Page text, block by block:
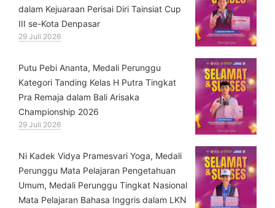
dalam Kejuaraan Perisai Diri Tainsiat Cup
III se-Kota Denpasar
29 Juli 2026
Putu Pebi Ananta, Medali Perunggu
Kategori Tanding Kelas H Putra Tingkat
Pra Remaja dalam Bali Arisaka
Championship 2026
29 Juli 2026
⁠Ni Kadek Vidya Pramesvari Yoga, Medali
Perunggu Mata Pelajaran Pengetahuan
Umum, Medali Perunggu Tingkat Nasional
Mata Pelajaran Bahasa Inggris dalam LKN